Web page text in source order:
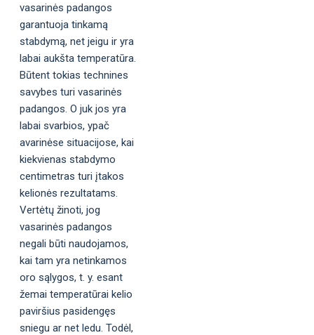
vasarinės padangos
garantuoja tinkamą
stabdymą, net jeigu ir yra
labai aukšta temperatūra.
Būtent tokias technines
savybes turi vasarinės
padangos. O juk jos yra
labai svarbios, ypač
avarinėse situacijose, kai
kiekvienas stabdymo
centimetras turi įtakos
kelionės rezultatams.
Vertėtų žinoti, jog
vasarinės padangos
negali būti naudojamos,
kai tam yra netinkamos
oro sąlygos, t. y. esant
žemai temperatūrai kelio
paviršius pasidengęs
sniegu ar net ledu. Todėl,